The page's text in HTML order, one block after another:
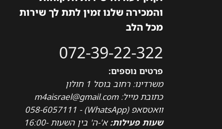
והמכירה שלנו זמין לתת לך שירות
מכל הלב
072-39-22-322
פרטים נוספים:
משרדינו: רחוב בוסל 1 חולון
כתובת מייל: m4aisrael@gmail.com
וואטסאפ (WhatsApp) - 058-6057111
שעות פעילות:
א'-ה' בין השעות 16:00-